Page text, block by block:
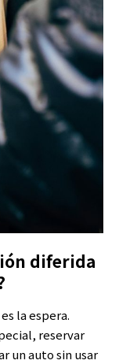
diferida
la espera.
reservar
un auto sin usar